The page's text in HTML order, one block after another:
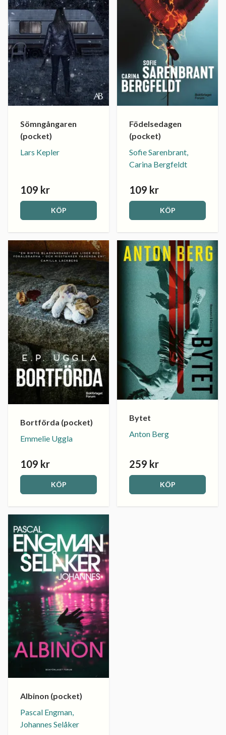
Sömngångaren
(pocket)
Lars Kepler
109 kr
KÖP
Födelsedagen
(pocket)
Sofie Sarenbrant,
Carina Bergfeldt
109 kr
KÖP
Bortförda (pocket)
Emmelie Uggla
109 kr
KÖP
Bytet
Anton Berg
259 kr
KÖP
Albinon (pocket)
Pascal Engman,
Johannes Selåker